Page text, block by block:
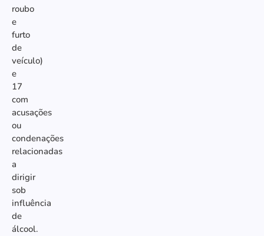
roubo
e
furto
de
veículo)
e
17
com
acusações
ou
condenações
relacionadas
a
dirigir
sob
influência
de
álcool.